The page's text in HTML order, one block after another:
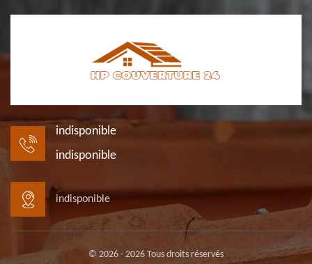
indisponible
indisponible
indisponible
© 2026 - 2026 Tous droits réservés